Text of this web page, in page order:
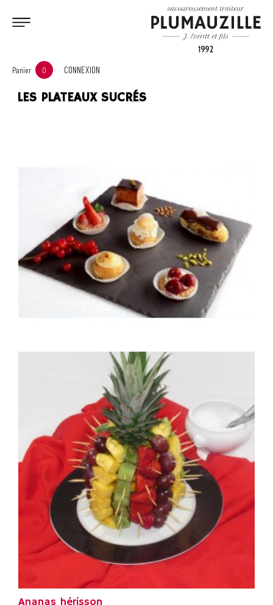
Panier 0 CONNEXION
LES PLATEAUX SUCRÉS
Plateau de 40 mini fours sucrés
Ananas hérisson